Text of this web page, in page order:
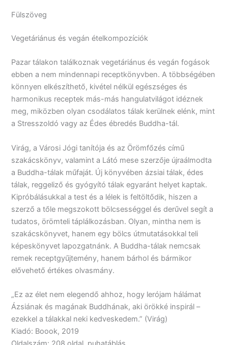
Fülszöveg
Vegetáriánus és vegán ételkompozíciók
Pazar tálakon találkoznak vegetáriánus és vegán fogások
ebben a nem mindennapi receptkönyvben. A többségében
könnyen elkészíthető, kivétel nélkül egészséges és
harmonikus receptek más-más hangulatvilágot idéznek
meg, miközben olyan csodálatos tálak kerülnek elénk, mint
a Stresszoldó vagy az Édes ébredés Buddha-tál.
Virág, a Városi Jógi tanítója és az Örömfőzés című
szakácskönyv, valamint a Látó mese szerzője újraálmodta
a Buddha-tálak műfaját. Új könyvében ázsiai tálak, édes
tálak, reggeliző és gyógyító tálak egyaránt helyet kaptak.
Kipróbálásukkal a test és a lélek is feltöltődik, hiszen a
szerző a tőle megszokott bölcsességgel és derűvel segít a
tudatos, örömteli táplálkozásban. Olyan, mintha nem is
szakácskönyvet, hanem egy bölcs útmutatásokkal teli
képeskönyvet lapozgatnánk. A Buddha-tálak nemcsak
remek receptgyűjtemény, hanem bárhol és bármikor
elővehető értékes olvasmány.
„Ez az élet nem elegendő ahhoz, hogy lerójam hálámat
Ázsiának és magának Buddhának, aki örökké inspirál –
ezekkel a tálakkal neki kedveskedem.” (Virág)
Kiadó: Boook, 2019